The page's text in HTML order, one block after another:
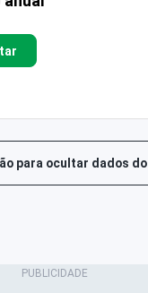
para ocultar dados do